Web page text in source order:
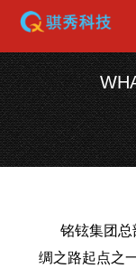
铭铉集团
绸之路起点之